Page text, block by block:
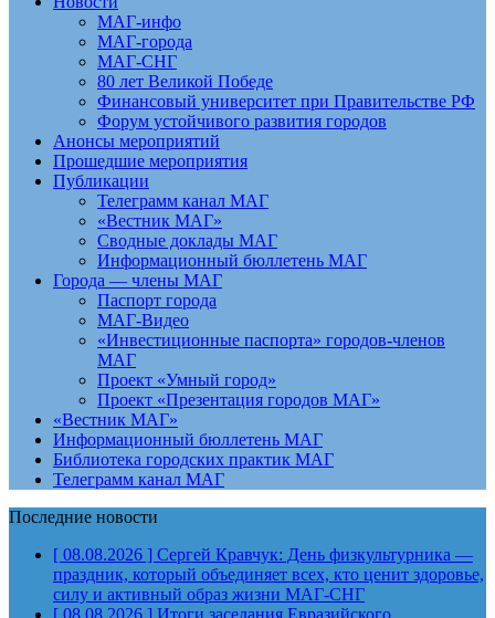
МАГ-инфо
МАГ-города
МАГ-СНГ
80 лет Великой Победе
Финансовый университет при Правительстве РФ
Форум устойчивого развития городов
Анонсы мероприятий
Прошедшие мероприятия
Публикации
Телеграмм канал МАГ
«Вестник МАГ»
Сводные доклады МАГ
Информационный бюллетень МАГ
Города — члены МАГ
Паспорт города
МАГ-Видео
«Инвестиционные паспорта» городов-членов
МАГ
Проект «Умный город»
Проект «Презентация городов МАГ»
«Вестник МАГ»
Информационный бюллетень МАГ
Библиотека городских практик МАГ
Телеграмм канал МАГ
Последние новости
[ 08.08.2026 ] Сергей Кравчук: День физкультурника —
праздник, который объединяет всех, кто ценит здоровье,
силу и активный образ жизни МАГ-СНГ
[ 08.08.2026 ] Итоги заседания Евразийского